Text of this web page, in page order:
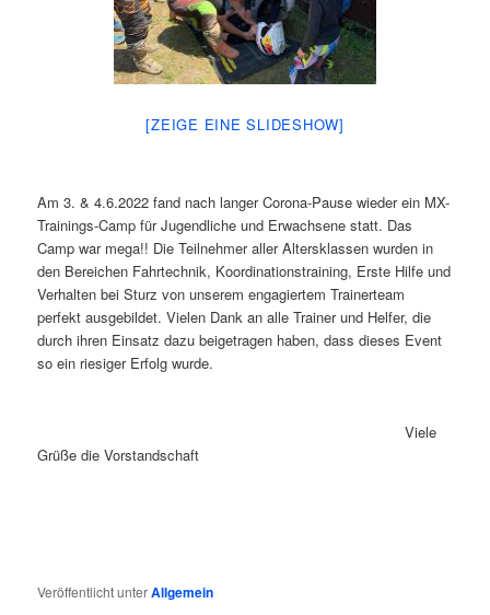
[ZEIGE EINE SLIDESHOW]
Am 3. & 4.6.2022 fand nach langer Corona-Pause wieder ein MX-
Trainings-Camp für Jugendliche und Erwachsene statt. Das
Camp war mega!! Die Teilnehmer aller Altersklassen wurden in
den Bereichen Fahrtechnik, Koordinationstraining, Erste Hilfe und
Verhalten bei Sturz von unserem engagiertem Trainerteam
perfekt ausgebildet. Vielen Dank an alle Trainer und Helfer, die
durch ihren Einsatz dazu beigetragen haben, dass dieses Event
so ein riesiger Erfolg wurde.
Viele
Grüße die Vorstandschaft
Veröffentlicht unterAllgemein